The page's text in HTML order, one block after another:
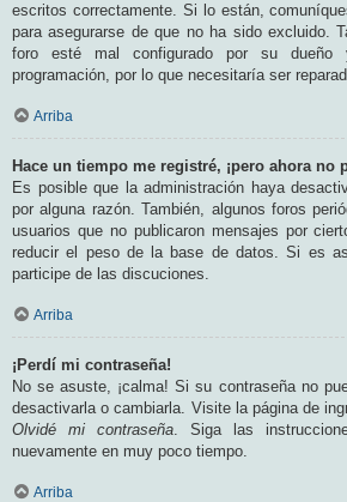
escritos correctamente. Si lo están,
para asegurarse de que no ha sido excluido.
foro esté mal configurado por su
programación, por lo que necesitaría ser
Arriba
Hace un tiempo me registré, ¡pero ahora no
Es posible que la administración haya
por alguna razón. También, algunos foros
usuarios que no publicaron mensajes por
reducir el peso de la base de datos. Si es
participe de las discuciones.
Arriba
¡Perdí mi contraseña!
No se asuste, ¡calma! Si su contraseña no
desactivarla o cambiarla. Visite la página de
Olvidé mi contraseña. Siga las
nuevamente en muy poco tiempo.
Arriba